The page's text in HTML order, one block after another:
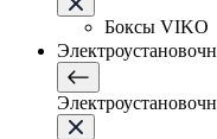
Боксы VIKO